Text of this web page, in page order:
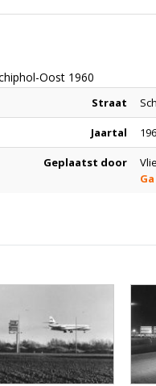
Oost 1960
Straat
Jaartal
Geplaatst door